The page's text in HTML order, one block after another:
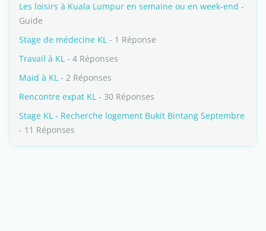
Les loisirs à Kuala Lumpur en semaine ou en week-end -
Guide
Stage de médecine KL - 1 Réponse
Travail à KL - 4 Réponses
Maid à KL - 2 Réponses
Rencontre expat KL - 30 Réponses
Stage KL - Recherche logement Bukit Bintang Septembre
- 11 Réponses